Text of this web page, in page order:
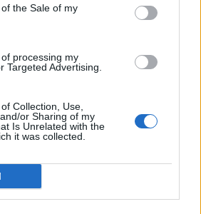
the Sale of my
processing my
Targeted Advertising.
Collection, Use,
or Sharing of my
Is Unrelated with the
it was collected.
που μας το χαρίζουν μόνο
Νευροχειρουργός
Medical Rights
Athanasis.Boukalis.IMR